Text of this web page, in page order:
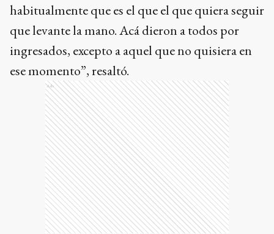
habitualmente que es el que el que quiera seguir
que levante la mano. Acá dieron a todos por
ingresados, excepto a aquel que no quisiera en
ese momento”, resaltó.
Ads